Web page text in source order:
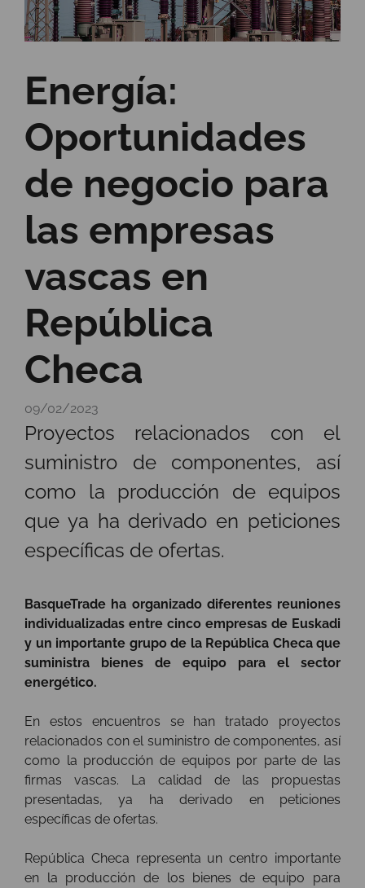
Energía:
Oportunidades
de negocio para
las empresas
vascas en
República
Checa
09/02/2023
Proyectos relacionados con el
suministro de componentes, así
como la producción de equipos
que ya ha derivado en peticiones
específicas de ofertas.
BasqueTrade ha organizado diferentes reuniones
individualizadas entre cinco empresas de Euskadi
y un importante grupo de la República Checa que
suministra bienes de equipo para el sector
energético.
En estos encuentros se han tratado proyectos
relacionados con el suministro de componentes, así
como la producción de equipos por parte de las
firmas vascas. La calidad de las propuestas
presentadas, ya ha derivado en peticiones
específicas de ofertas.
República Checa representa un centro importante
en la producción de los bienes de equipo para